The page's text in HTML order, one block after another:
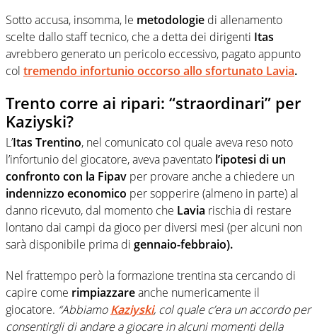
Sotto accusa, insomma, le metodologie di allenamento
scelte dallo staff tecnico, che a detta dei dirigenti Itas
avrebbero generato un pericolo eccessivo, pagato appunto
col tremendo infortunio occorso allo sfortunato Lavia.
Trento corre ai ripari: “straordinari” per
Kaziyski?
L’Itas Trentino, nel comunicato col quale aveva reso noto
l’infortunio del giocatore, aveva paventato l’ipotesi di un
confronto con la Fipav per provare anche a chiedere un
indennizzo economico per sopperire (almeno in parte) al
danno ricevuto, dal momento che Lavia rischia di restare
lontano dai campi da gioco per diversi mesi (per alcuni non
sarà disponibile prima di gennaio-febbraio).
Nel frattempo però la formazione trentina sta cercando di
capire come rimpiazzareanche numericamente il
giocatore. “AbbiamoKaziyski, col quale c’era un accordo per
consentirgli di andare a giocare in alcuni momenti della